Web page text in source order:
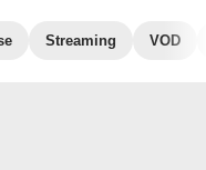
Streaming VOD